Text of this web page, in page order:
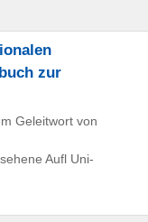
zur
Geleitwort von
Aufl Uni-